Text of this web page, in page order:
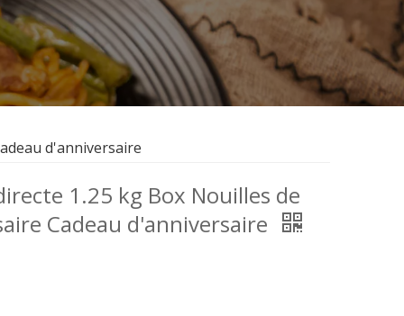
d'anniversaire
1.25 kg Box Nouilles de
Cadeau d'anniversaire